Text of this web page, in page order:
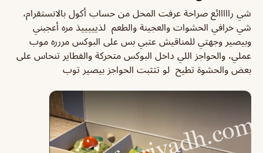
شي رااااائع صراحة عرفت المحل من حساب أكول بالانستقرام،
شي خرافي الحشوات والعجينة والطعم لذيييييذ مره أعجبني
وبيصير وجهتي للمناقيش عتبي بس على البوكس مررره موب
عملي، والحواجز اللي داخل البوكس متحركة والفطاير تنحاس على
بعض والحشوة تطيح لو تتثبت الحواجز بيصير توب